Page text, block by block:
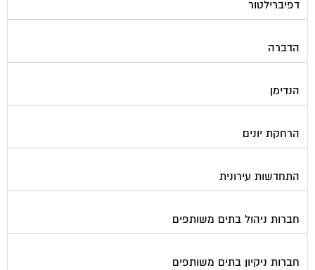
דפיברילטור
הדברה
הנדימן
הרחקת יונים
התחדשות עירונית
חברות ניהול בתים משותפים
חברות ניקיון בתים משותפים